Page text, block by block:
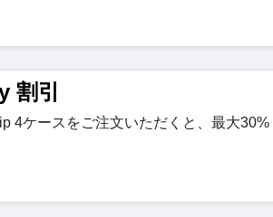
割引
4ケースをご注文いただくと、最大30%